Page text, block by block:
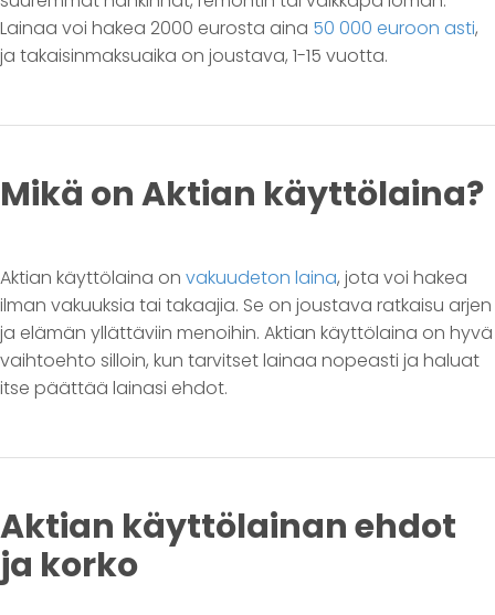
Lainaa voi hakea 2000 eurosta aina 50 000 euroon asti,
ja takaisinmaksuaika on joustava, 1-15 vuotta.
Mikä on Aktian käyttölaina?
Aktian käyttölaina on vakuudeton laina, jota voi hakea
ilman vakuuksia tai takaajia. Se on joustava ratkaisu arjen
ja elämän yllättäviin menoihin. Aktian käyttölaina on hyvä
vaihtoehto silloin, kun tarvitset lainaa nopeasti ja haluat
itse päättää lainasi ehdot.
Aktian käyttölainan ehdot
ja korko